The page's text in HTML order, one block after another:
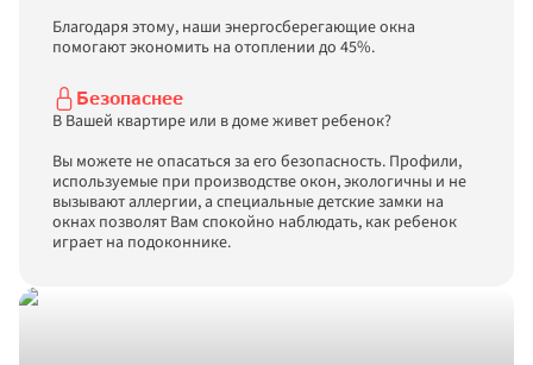
Благодаря этому, наши энергосберегающие окна
помогают экономить на отоплении до 45%.
Безопаснее
В Вашей квартире или в доме живет ребенок?
Вы можете не опасаться за его безопасность. Профили,
используемые при производстве окон, экологичны и не
вызывают аллергии, а специальные детские замки на
окнах позволят Вам спокойно наблюдать, как ребенок
играет на подоконнике.